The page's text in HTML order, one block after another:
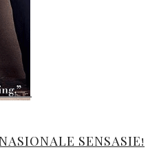
SENSASIE!